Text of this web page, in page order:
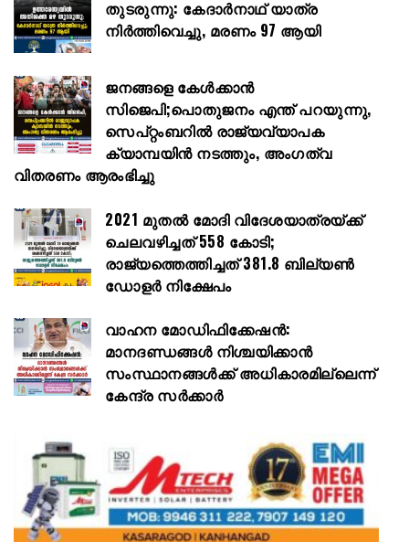
തുടരുന്നു: കേദാർനാഥ് യാത്ര
നിർത്തിവെച്ചു, മരണം 97 ആയി
ജനങ്ങളെ കേൾക്കാൻ
സിജെപി;പൊതുജനം എന്ത് പറയുന്നു,
സെപ്റ്റംബറിൽ രാജ്യവ്യാപക
ക്യാമ്പയിൻ നടത്തും, അംഗത്വ
വിതരണം ആരംഭിച്ചു
2021 മുതൽ മോദി വിദേശയാത്രയ്ക്ക്
ചെലവഴിച്ചത് 558 കോടി;
രാജ്യത്തെത്തിച്ചത് 381.8 ബില്യൺ
ഡോളർ നിക്ഷേപം
വാഹന മോഡിഫിക്കേഷൻ:
മാനദണ്ഡങ്ങൾ നിശ്ചയിക്കാൻ
സംസ്ഥാനങ്ങൾക്ക് അധികാരമില്ലെന്ന്
കേന്ദ്ര സർക്കാർ